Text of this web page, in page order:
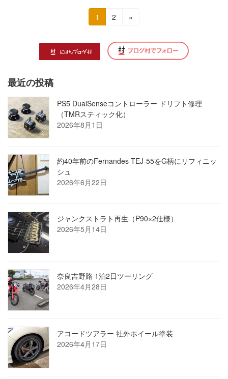
ー
ジ
送
り
固
定
ジ
1
固
ー
ジ
2 »
最近の投稿
PS5 DualSenseコントローラー ドリフト修理
（TMRスティック化）
2026年8月1日
約40年前のFernandes TEJ-55をG柄にリフィニッ
シュ
2026年6月22日
ジャンクストラト再生（P90×2仕様）
2026年5月14日
奈良吉野路 1泊2日ツーリング
2026年4月28日
アコードツアラー 社外ホイール塗装
2026年4月17日